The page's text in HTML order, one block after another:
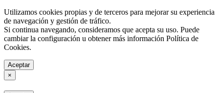
Utilizamos cookies propias y de terceros para mejorar su experiencia
de navegación y gestión de tráfico.
Si continua navegando, consideramos que acepta su uso. Puede
cambiar la configuración u obtener más información Política de
Cookies.
Aceptar
×